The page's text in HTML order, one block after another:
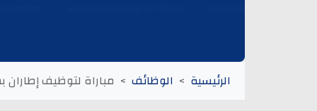
الرئيسية الوظائف مباراة لتوظيف إطاران